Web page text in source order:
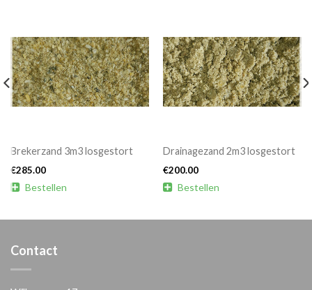
Brekerzand 3m3 losgestort
€285.00
 Bestellen
Drainagezand 2m3 losgestort
€200.00
 Bestellen
Contact